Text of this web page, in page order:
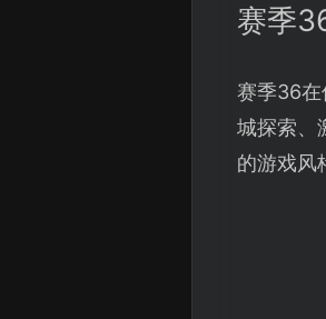
赛季
赛季36在
城探索、
的游戏风